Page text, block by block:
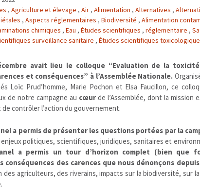
Biodiversité
Bruit
Changements climatiques
Contaminations chimiques
Déchets
Décisions politiques et juridiques
Eau
Environnement numérique
Études scientifiques
Jurisprudence
Logement
, Agriculture et élevage , Air , Alimentation , Alternatives ,
, Aspects réglementaires , Biodiversité , Alimentation
chimiques , Eau , Études scientifiques , réglementaire ,
surveillance sanitaire , Études scientifiques toxicologique
avait lieu le colloque “Evaluation de la
et conséquences” à l’Assemblée Nationale.
Loïc Prud’homme, Marie Pochon et Elsa Faucillon, ce
de notre campagne au cœur de l’Assemblée, dont la mission
de contrôler l’action du gouvernement.
a permis de présenter les questions portées par la
politiques, scientifiques, juridiques, sanitaires et
a permis un tour d’horizon complet (bien que
conséquences des carences que nous dénonçons
des agriculteurs, des riverains, impacts sur la biodiversité, sur